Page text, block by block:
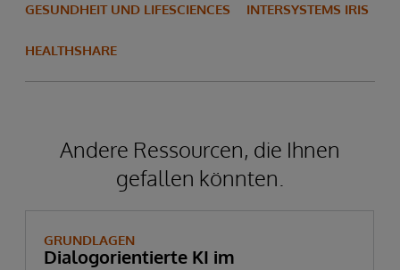
GESUNDHEIT UND LIFESCIENCES INTERSYSTEMS IRIS
HEALTHSHARE
Andere Ressourcen, die Ihnen
gefallen könnten.
GRUNDLAGEN
Dialogorientierte KI im